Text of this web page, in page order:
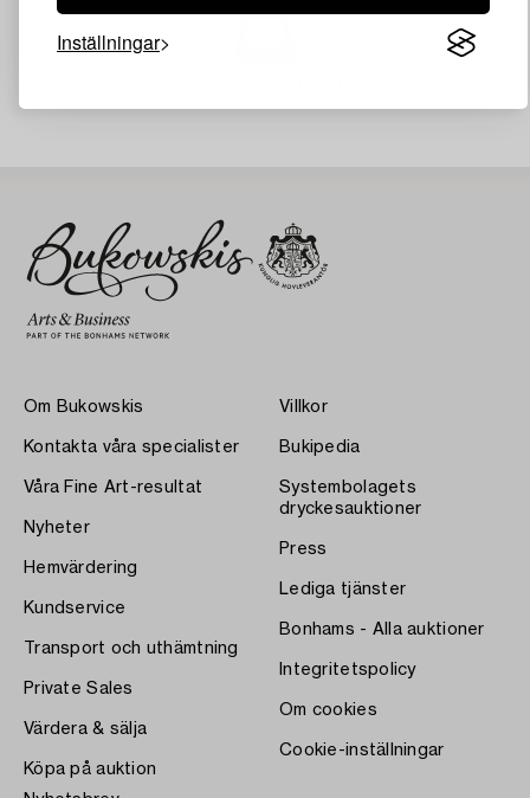
Inställningar
Om Bukowskis
Kontakta våra specialister
Våra Fine Art-resultat
Nyheter
Hemvärdering
Kundservice
Transport och uthämtning
Private Sales
Värdera & sälja
Köpa på auktion
Villkor
Bukipedia
Systembolagets
dryckesauktioner
Press
Lediga tjänster
Bonhams - Alla auktioner
Integritetspolicy
Om cookies
Cookie-inställningar